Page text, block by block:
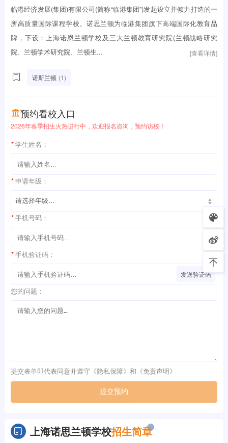
临港经济发展(集团)有限公司(简称“临港集团”)发起设立并倾力打造的一
所高质量国际课程学校。诺思兰顿为临港集团旗下高端国际化教育品
牌，下设：上海诺恩兰顿学校及三大兰顿教育研究院(兰顿战略研究
院、兰顿学术研究院、兰顿生...
[查看详情]
诺斯兰顿 (1)
预约看校入口
2026年春季招生火热进行中，欢迎报名咨询，预约访校！
* 学生姓名：
* 申请年级：
* 手机号码：
* 手机验证码：
发送验证码
您的问题：
提交表单即代表同意并遵守《隐私保障》和《免责声明》
提交预约
上海诺思兰顿学校招生简章